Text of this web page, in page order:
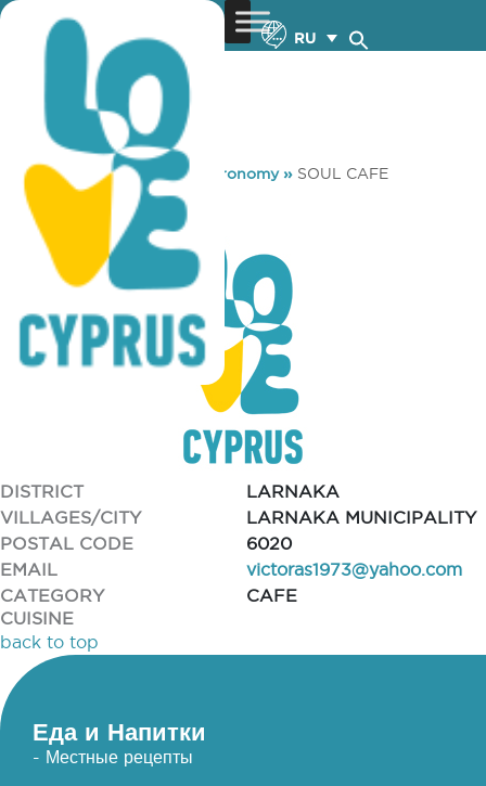
RU
You are here: Home »Gastronomy» SOUL CAFE
SOUL CAFE
DISTRICT
LARNAKA
VILLAGES/CITY
LARNAKA MUNICIPALITY
POSTAL CODE
6020
EMAIL
victoras1973@yahoo.com
CATEGORY
CAFE
CUISINE
back to top
Еда и Напитки
- Местные рецепты